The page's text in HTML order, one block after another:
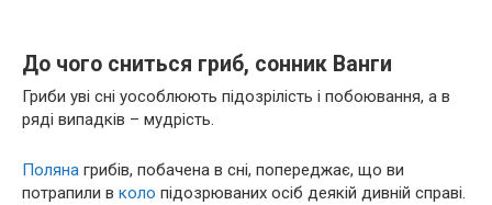
До чого сниться гриб, сонник Ванги
Гриби уві сні уособлюють підозрілість і побоювання, а в
ряді випадків – мудрість.
Поляна грибів, побачена в сні, попереджає, що ви
потрапили в коло підозрюваних осіб деякій дивній справі.